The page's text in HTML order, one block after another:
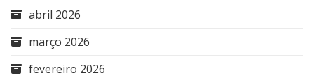
abril 2026
março 2026
fevereiro 2026